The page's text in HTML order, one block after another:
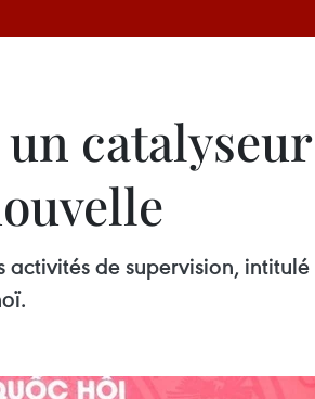
de supervision,